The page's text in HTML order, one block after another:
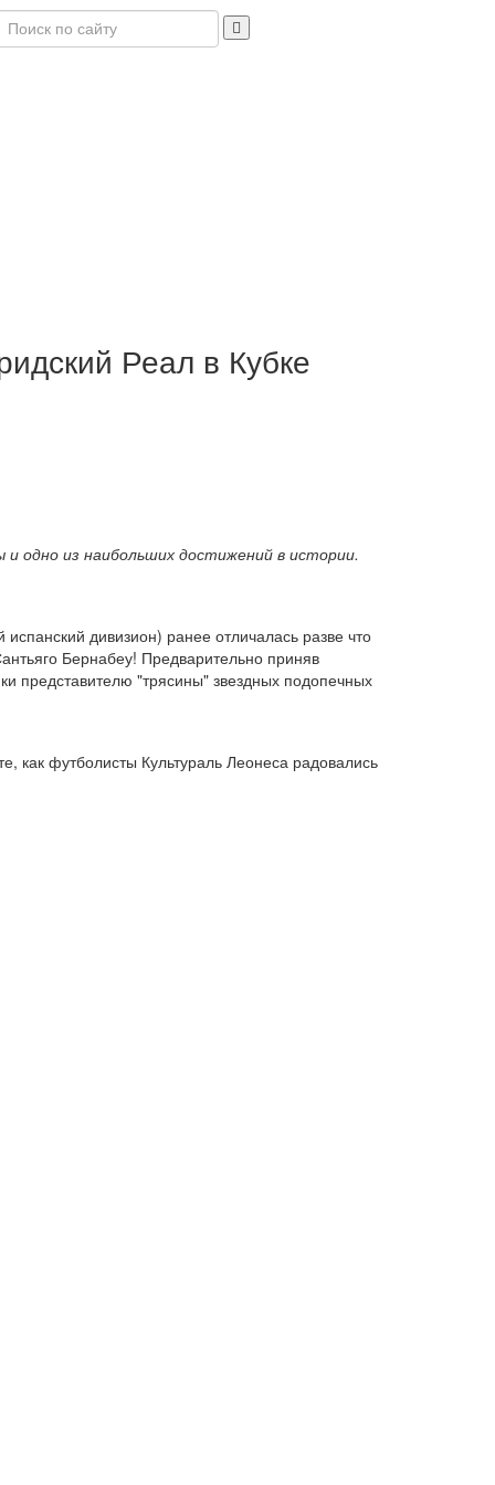
Реал в Кубке
одно из наибольших достижений в истории.
дивизион) ранее отличалась разве что
Бернабеу! Предварительно приняв
представителю "трясины" звездных подопечных
как футболисты Культураль Леонеса радовались